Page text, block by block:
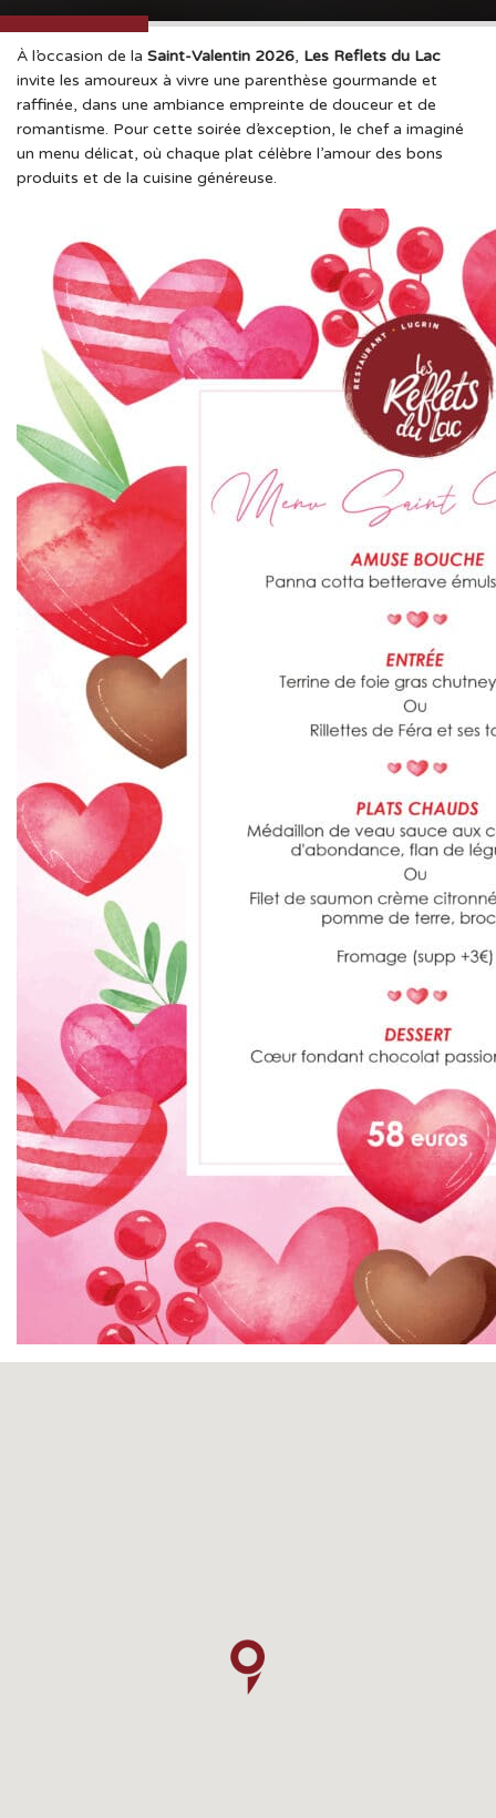
À l’occasion de la Saint-Valentin 2026, Les Reflets du Lac
invite les amoureux à vivre une parenthèse gourmande et
raffinée, dans une ambiance empreinte de douceur et de
romantisme. Pour cette soirée d’exception, le chef a imaginé
un menu délicat, où chaque plat célèbre l’amour des bons
produits et de la cuisine généreuse.